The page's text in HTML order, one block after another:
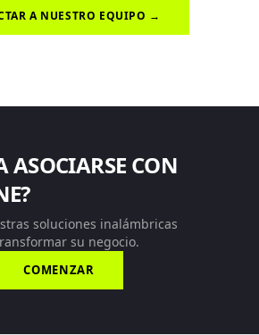
A NUESTRO EQUIPO →
ASOCIARSE CON
soluciones inalámbricas
su negocio.
COMENZAR